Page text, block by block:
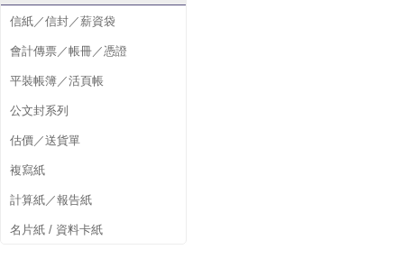
信紙／信封／薪資袋
會計傳票／帳冊／憑證
平裝帳簿／活頁帳
公文封系列
估價／送貨單
複寫紙
計算紙／報告紙
名片紙 / 資料卡紙